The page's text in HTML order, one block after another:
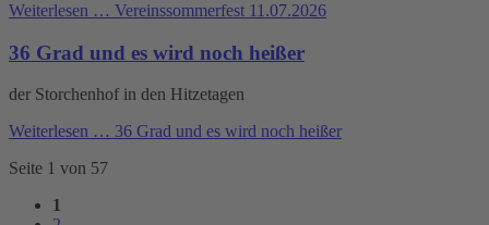
Weiterlesen … Vereinssommerfest 11.07.2026
36 Grad und es wird noch heißer
der Storchenhof in den Hitzetagen
Weiterlesen … 36 Grad und es wird noch heißer
Seite 1 von 57
1